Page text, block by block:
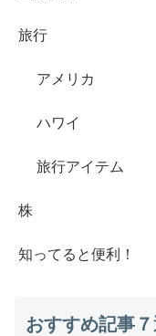
旅行
アメリカ
ハワイ
旅行アイテム
株
知ってると便利！
おすすめ記事